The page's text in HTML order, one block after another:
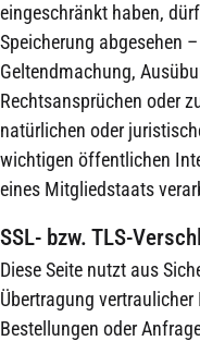
eingeschränkt haben,
Speicherung abgesehen
Geltendmachung,
Rechtsansprüchen oder
natürlichen oder
wichtigen öffentlichen
eines Mitgliedstaats
SSL- bzw. TLS-
Diese Seite nutzt aus
Übertragung
Bestellungen oder